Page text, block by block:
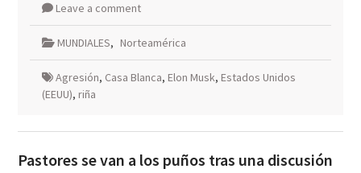
Leave a comment
MUNDIALES, Norteamérica
Agresión, Casa Blanca, Elon Musk, Estados Unidos
(EEUU), riña
Pastores se van a los puños tras una discusión